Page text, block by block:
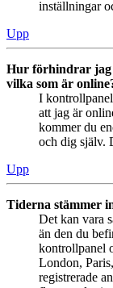
inställningar
Upp
Hur förhindrar jag
vilka som är
I
att jag är
kommer du
och dig själv.
Upp
Tiderna stämmer
Det kan vara
än den du
kontrollpanel
London,
registrerade